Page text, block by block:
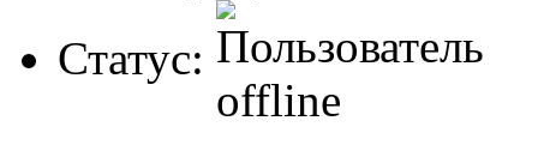
Статус: